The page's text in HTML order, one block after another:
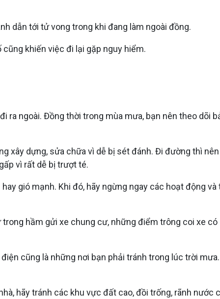
dẫn tới tử vong trong khi đang làm ngoài đồng.
khiến việc đi lại gặp nguy hiểm.
ra ngoài. Đồng thời trong mùa mưa, bạn nên theo dõi
xây dựng, sửa chữa vì dễ bị sét đánh. Đi đường thì
vì rất dễ bị trượt té.
gió mạnh. Khi đó, hãy ngừng ngay các hoạt động
hầm gửi xe chung cư, những điểm trông coi xe
cũng là những nơi bạn phải tránh trong lúc trời
hãy tránh các khu vực đất cao, đồi trống, rãnh